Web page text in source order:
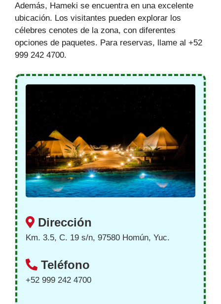
Además, Hameki se encuentra en una excelente
ubicación. Los visitantes pueden explorar los
célebres cenotes de la zona, con diferentes
opciones de paquetes. Para reservas, llame al +52
999 242 4700.
Dirección
Km. 3.5, C. 19 s/n, 97580 Homún, Yuc.
Teléfono
+52 999 242 4700